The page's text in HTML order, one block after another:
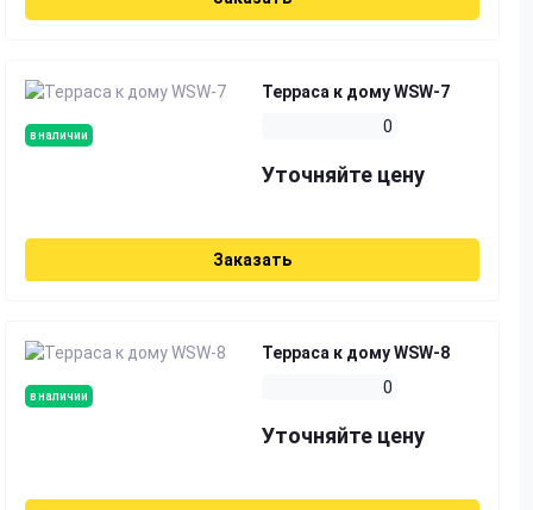
в наличии
Терраса к дому WSW-7
0
Уточняйте цену
Заказать
в наличии
Терраса к дому WSW-8
0
Уточняйте цену